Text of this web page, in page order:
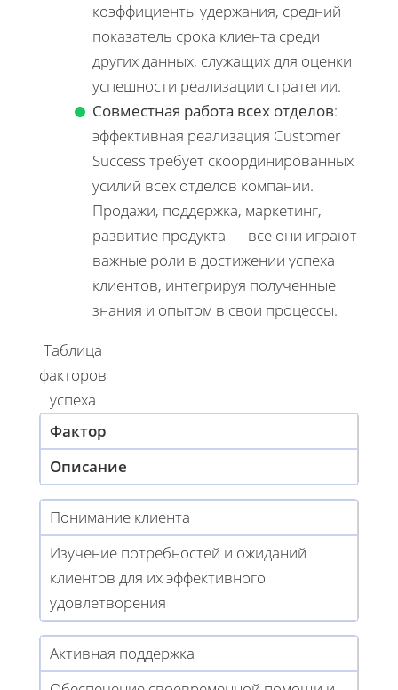
коэффициенты удержания, средний
показатель срока клиента среди
других данных, служащих для оценки
успешности реализации стратегии.
Совместная работа всех отделов:
эффективная реализация Customer
Success требует скоординированных
усилий всех отделов компании.
Продажи, поддержка, маркетинг,
развитие продукта — все они играют
важные роли в достижении успеха
клиентов, интегрируя полученные
знания и опытом в свои процессы.
Таблица
факторов
успеха
Фактор
Описание
Понимание клиента
Изучение потребностей и ожиданий
клиентов для их эффективного
удовлетворения
Активная поддержка